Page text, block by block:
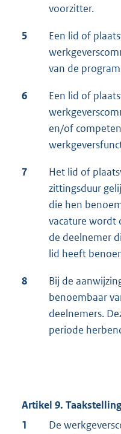
voorzitter.
5
Een lid of
van de
6
Een lid of
en/of
7
Het lid of
zittingsduur
die hen
vacature wordt
de deelnemer
lid heeft
8
Bij de
benoembaar
deelnemers.
periode
Artikel 9.
1
De